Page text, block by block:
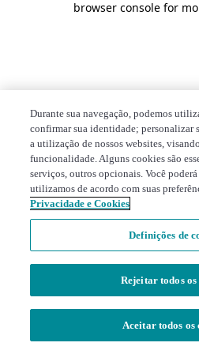
browser console for
Durante sua navegação, podemos
confirmar sua identidade; personalizar
a utilização de nossos websites,
funcionalidade. Alguns cookies são
serviços, outros opcionais. Você
utilizamos de acordo com suas
Privacidade e Cookies
Definições de
Rejeitar todos os
Aceitar todos os